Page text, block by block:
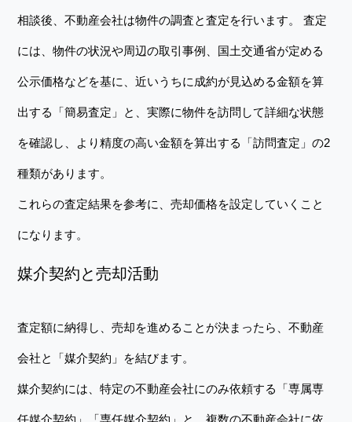
相談後、不動産会社は物件の調査と査定を行います。 査定
には、物件の状況や周辺の取引事例、国土交通省が定める
公示価格などを基に、近いうちに成約が見込める金額を算
出する「簡易査定」と、実際に物件を訪問して詳細な状態
を確認し、より精度の高い金額を算出する「訪問査定」の2
種類があります。
これらの査定結果を参考に、売却価格を設定していくこと
になります。
媒介契約と売却活動
査定額に納得し、売却を進めることが決まったら、不動産
会社と「媒介契約」を結びます。
媒介契約には、特定の不動産会社にのみ依頼する「専属専
任媒介契約」「専任媒介契約」と、複数の不動産会社に依